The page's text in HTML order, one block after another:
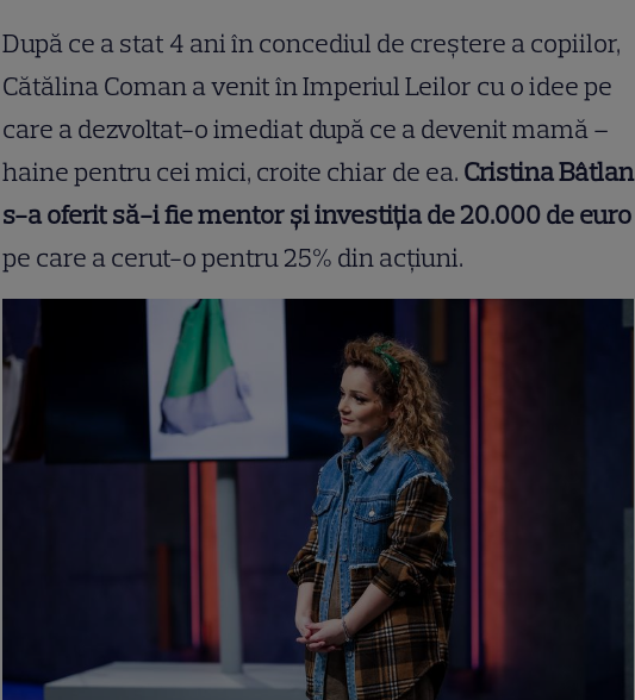
După ce a stat 4 ani în concediul de creștere a copiilor,
Cătălina Coman a venit în Imperiul Leilor cu o idee pe
care a dezvoltat-o imediat după ce a devenit mamă –
haine pentru cei mici, croite chiar de ea. Cristina Bâtlan
s-a oferit să-i fie mentor și investiția de 20.000 de euro
pe care a cerut-o pentru 25% din acțiuni.